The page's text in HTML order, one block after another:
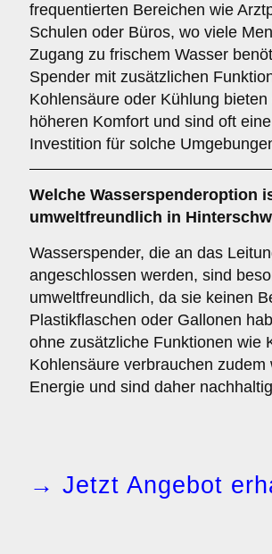
frequentierten Bereichen wie
Schulen oder Büros, wo viele
Zugang zu frischem Wasser
Spender mit zusätzlichen
Kohlensäure oder Kühlung bieten
höheren Komfort und sind oft
Investition für solche
Welche Wasserspenderoption
umweltfreundlich in
Wasserspender, die an das
angeschlossen werden, sind
umweltfreundlich, da sie keinen
Plastikflaschen oder Gallonen
ohne zusätzliche Funktionen wie
Kohlensäure verbrauchen zudem
Energie und sind daher
→ Jetzt Angebot